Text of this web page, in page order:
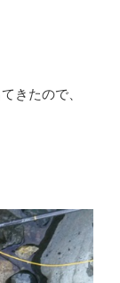
きたので、